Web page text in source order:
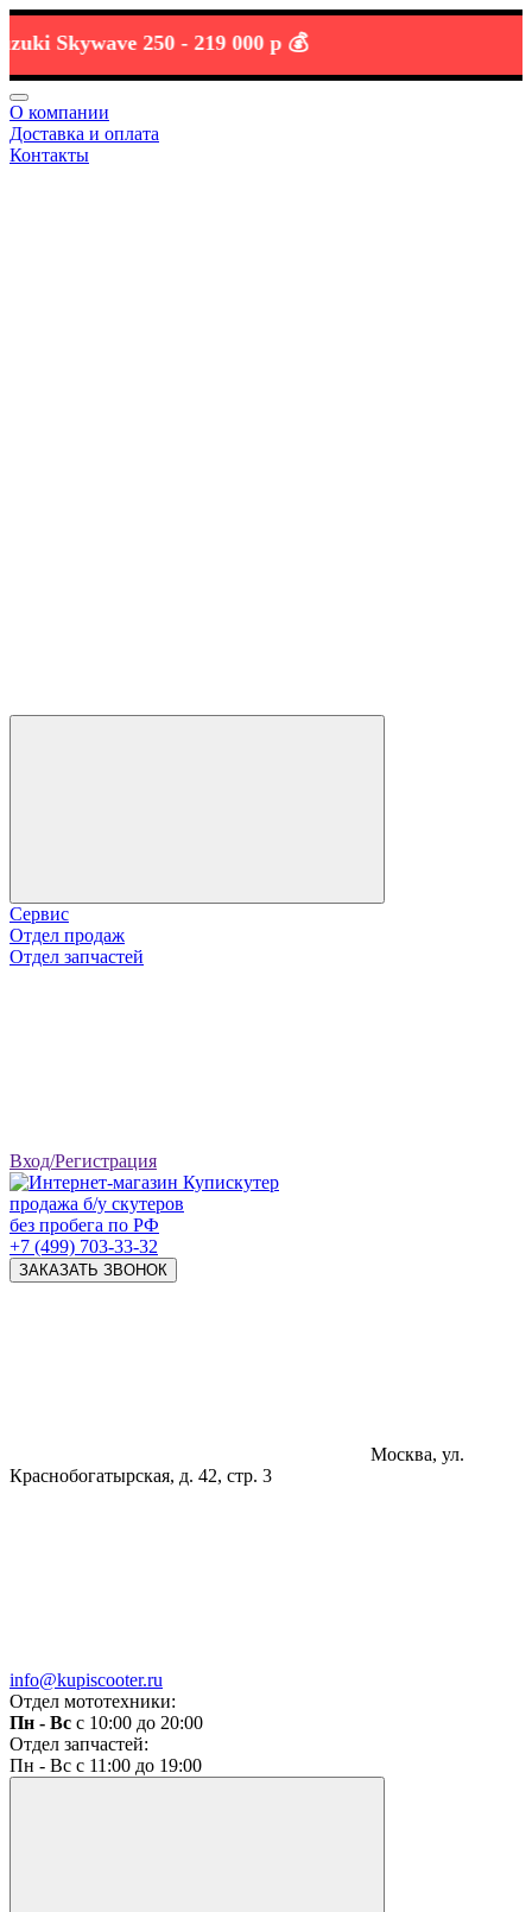
Skywave 250 -219 000 р 💰
О компании
Доставка и оплата
Контакты
Сервис
Отдел продаж
Отдел запчастей
Вход/Регистрация
продажа б/у скутеров
без пробега по РФ
+7 (499) 703-33-32
ЗАКАЗАТЬ ЗВОНОК
Москва, ул.
Краснобогатырская, д. 42, стр. 3
info@kupiscooter.ru
Отдел мототехники:
Пн - Вс с 10:00 до 20:00
Отдел запчастей:
Пн - Вс с 11:00 до 19:00